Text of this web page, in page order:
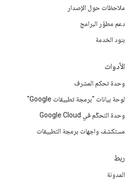
ملاحظات حول الإصدار
دعم مطوّر البرامج
بنود الخدمة
الأدوات
وحدة تحكم المشرف
لوحة بيانات "برمجة تطبيقات Google"
وحدة التحكّم في Google Cloud
مستكشف واجهات برمجة التطبيقات
ربط
المدونة